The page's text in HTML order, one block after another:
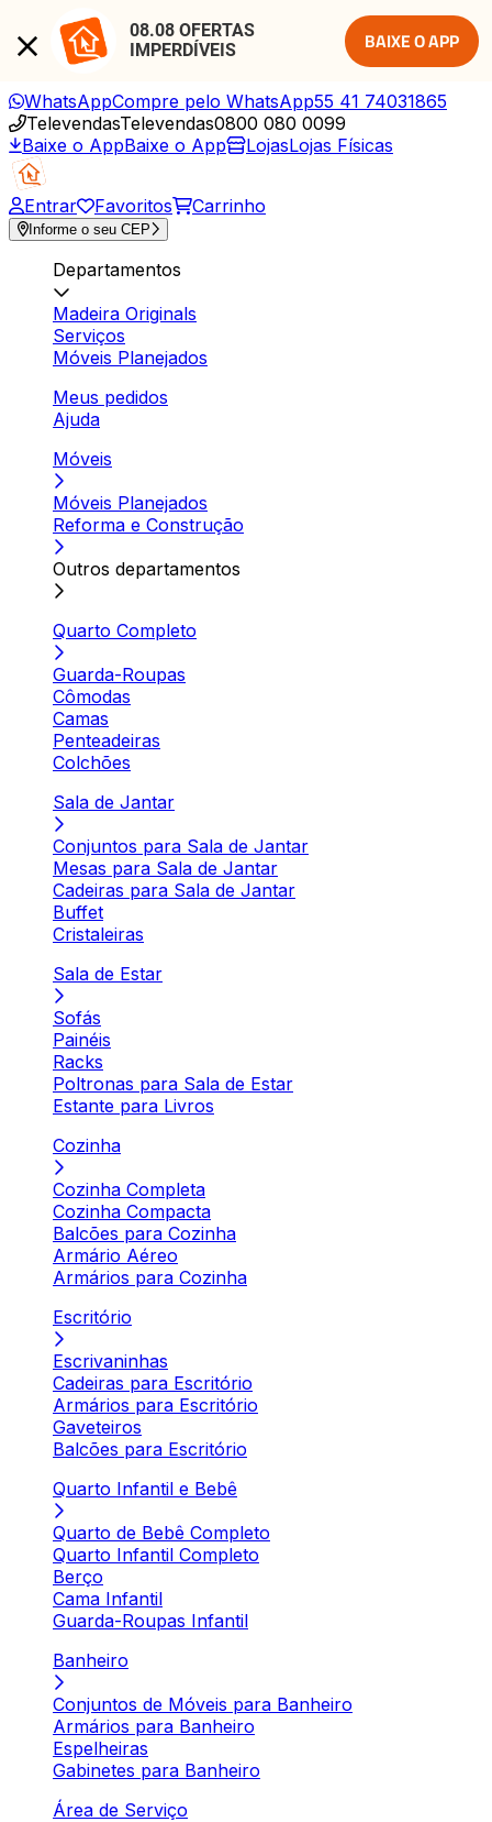
08.08 OFERTAS
IMPERDÍVEIS
BAIXE O APP
WhatsAppCompre pelo WhatsApp55 41 74031865
TelevendasTelevendas0800 080 0099
Baixe o AppBaixe o App LojasLojas Físicas
Entrar Favoritos Carrinho
Informe o seu CEP
Departamentos
Madeira Originals
Serviços
Móveis Planejados
Meus pedidos
Ajuda
Móveis
Móveis Planejados
Reforma e Construção
Outros departamentos
Quarto Completo
Guarda-Roupas
Cômodas
Camas
Penteadeiras
Colchões
Sala de Jantar
Conjuntos para Sala de Jantar
Mesas para Sala de Jantar
Cadeiras para Sala de Jantar
Buffet
Cristaleiras
Sala de Estar
Sofás
Painéis
Racks
Poltronas para Sala de Estar
Estante para Livros
Cozinha
Cozinha Completa
Cozinha Compacta
Balcões para Cozinha
Armário Aéreo
Armários para Cozinha
Escritório
Escrivaninhas
Cadeiras para Escritório
Armários para Escritório
Gaveteiros
Balcões para Escritório
Quarto Infantil e Bebê
Quarto de Bebê Completo
Quarto Infantil Completo
Berço
Cama Infantil
Guarda-Roupas Infantil
Banheiro
Conjuntos de Móveis para Banheiro
Armários para Banheiro
Espelheiras
Gabinetes para Banheiro
Área de Serviço